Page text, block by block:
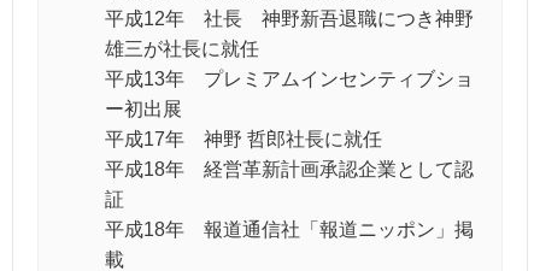
平成12年 社長 神野新吾退職につき神野
雄三が社長に就任
平成13年 プレミアムインセンティブショ
ー初出展
平成17年 神野 哲郎社長に就任
平成18年 経営革新計画承認企業として認
証
平成18年 報道通信社「報道ニッポン」掲
載